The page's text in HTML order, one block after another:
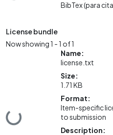
BibTex (para
License bundle
Now showing1 - 1 of 1
Name:
license.txt
Size:
1.71 KB
Format:
Item-specific
to submission
Description: